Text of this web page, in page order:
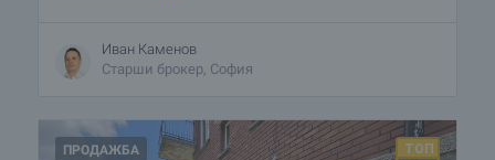
Иван Каменов
Старши брокер, София
ПРОДАЖБА